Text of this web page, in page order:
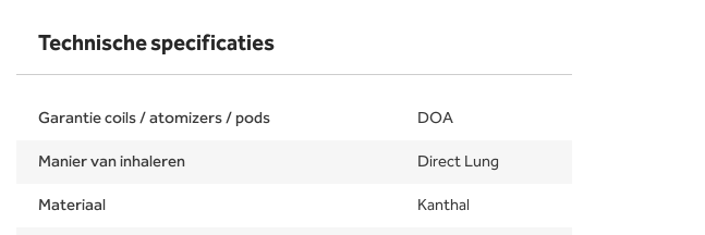
Technische specificaties
Garantie coils / atomizers / pods
DOA
Manier van inhaleren
Direct Lung
Materiaal
Kanthal